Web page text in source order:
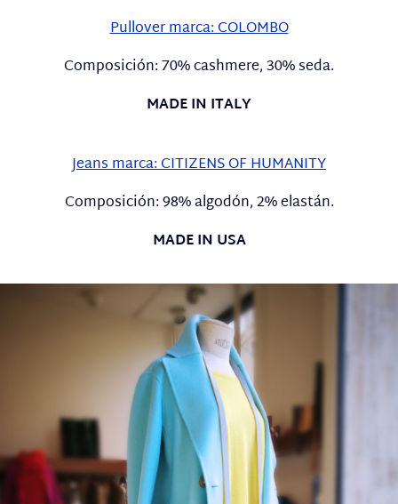
Pullover marca: COLOMBO
Composición: 70% cashmere, 30% seda.
MADE IN ITALY
Jeans marca: CITIZENS OF HUMANITY
Composición: 98% algodón, 2% elastán.
MADE IN USA